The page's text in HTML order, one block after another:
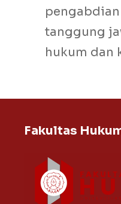
tanggung
hukum dan
Fakultas